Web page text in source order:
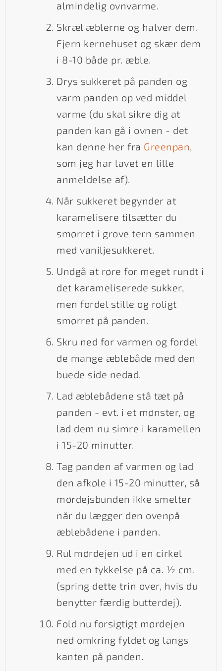
almindelig ovnvarme.
Skræl æblerne og halver dem.
Fjern kernehuset og skær dem
i 8-10 både pr. æble.
Drys sukkeret på panden og
varm panden op ved middel
varme (du skal sikre dig at
panden kan gå i ovnen - det
kan denne her fra Greenpan,
som jeg har lavet en lille
anmeldelse af).
Når sukkeret begynder at
karamelisere tilsætter du
smørret i grove tern sammen
med vaniljesukkeret.
Undgå at røre for meget rundt i
det karameliserede sukker,
men fordel stille og roligt
smørret på panden.
Skru ned for varmen og fordel
de mange æblebåde med den
buede side nedad.
Lad æblebådene stå tæt på
panden - evt. i et mønster, og
lad dem nu simre i karamellen
i 15-20 minutter.
Tag panden af varmen og lad
den afkøle i 15-20 minutter, så
mørdejsbunden ikke smelter
når du lægger den ovenpå
æblebådene i panden.
Rul mørdejen ud i en cirkel
med en tykkelse på ca. ½ cm.
(spring dette trin over, hvis du
benytter færdig butterdej).
Fold nu forsigtigt mørdejen
ned omkring fyldet og langs
kanten på panden.